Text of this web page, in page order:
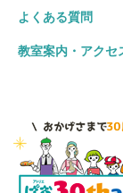
よくある質問
教室案内・アクセ